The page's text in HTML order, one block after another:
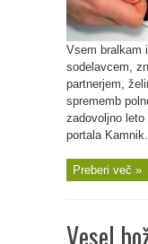
Vsem bralkam
sodelavcem,
partnerjem,
sprememb
zadovoljno
portala
Preberi več »
Vesel